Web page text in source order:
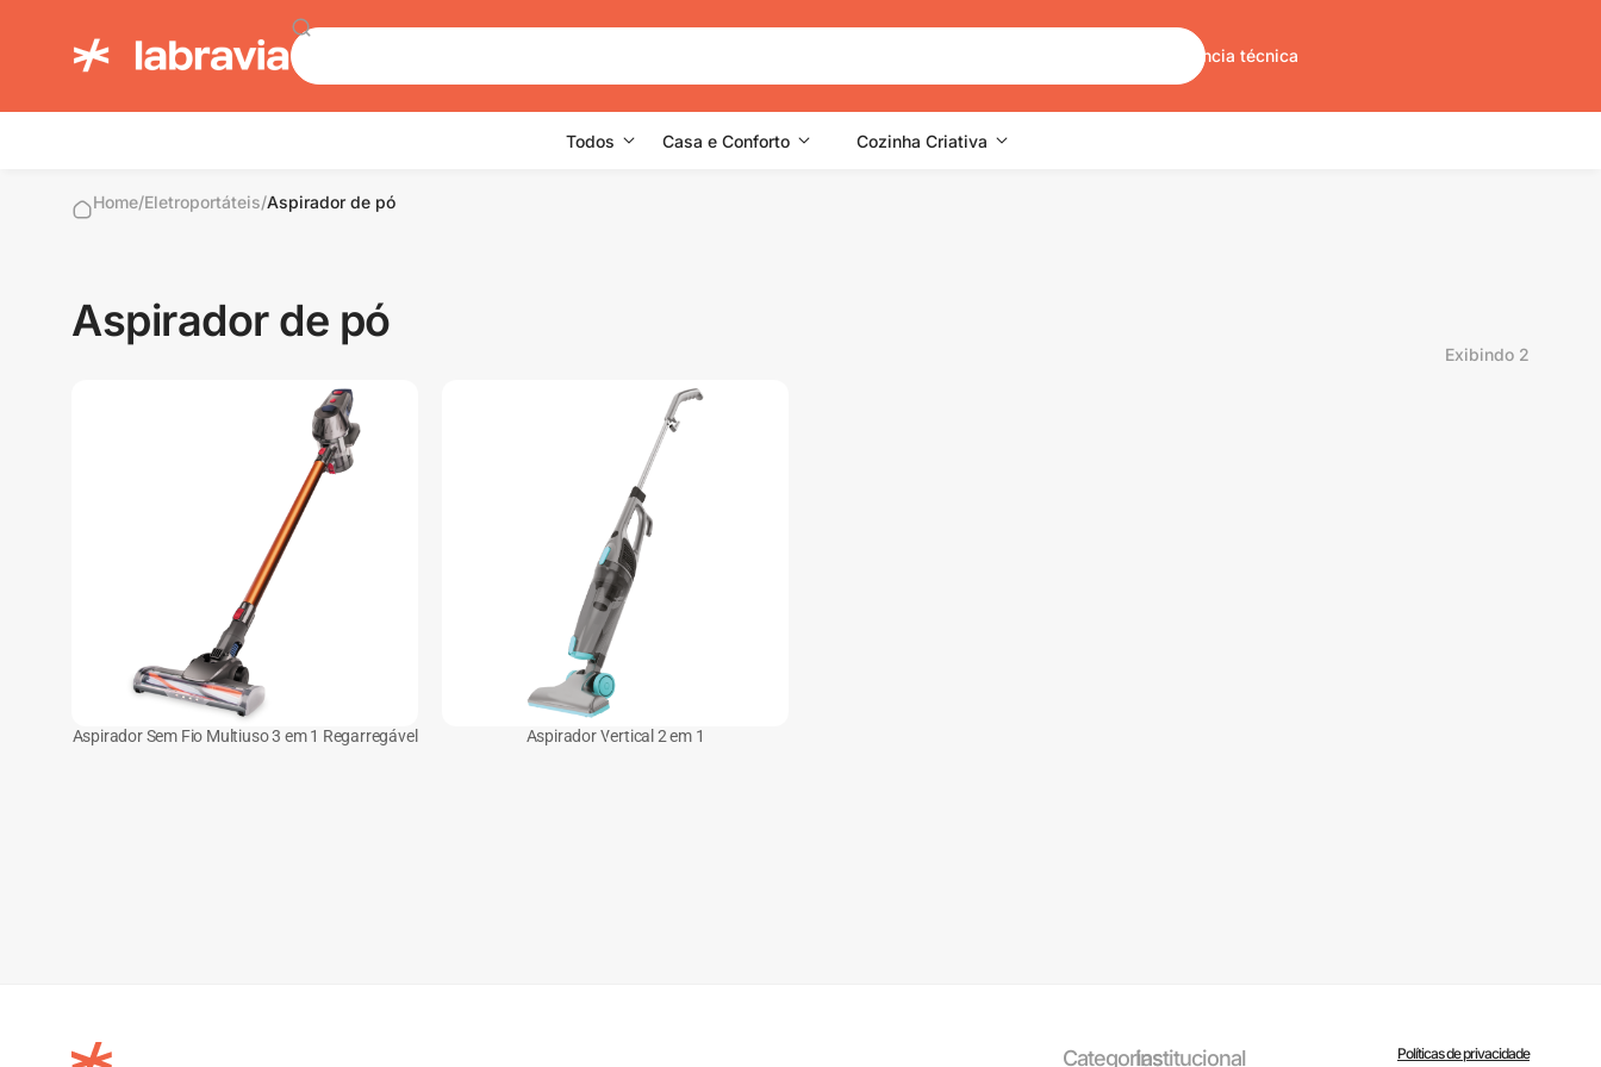
Assistência técnica
Todos Casa e Conforto Cozinha Criativa
Home/Eletroportáteis/Aspirador de pó
Aspirador de pó
Exibindo 2
Aspirador Sem Fio Multiuso 3 em 1 Regarregável Aspirador Vertical 2 em 1
CategoriasInstitucional Políticas de privacidade